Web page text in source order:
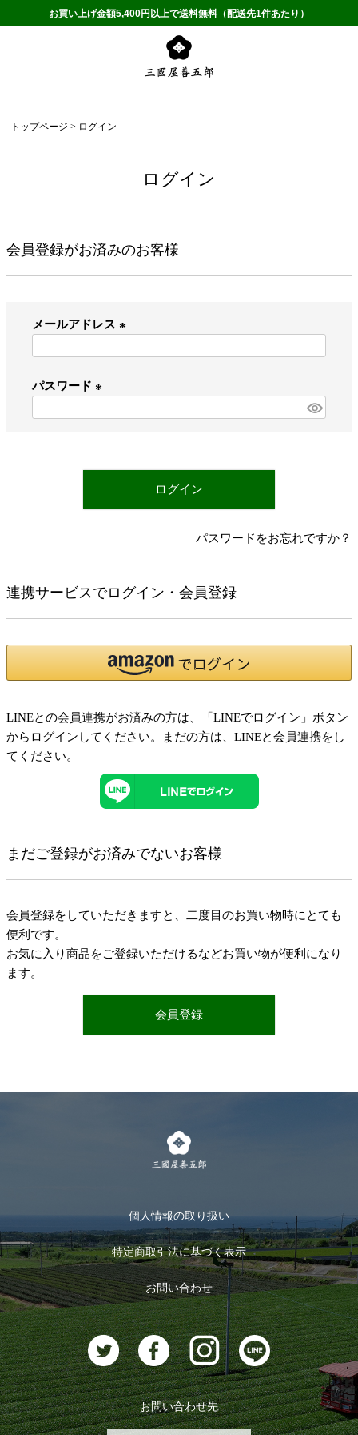
お買い上げ金額5,400円以上で送料無料（配送先1件あたり）
トップページ ログイン
ログイン
会員登録がお済みのお客様
メールアドレス
パスワード
)
ログイン
パスワードをお忘れですか？
連携サービスでログイン・会員登録
LINEとの会員連携がお済みの方は、「LINEでログイン」ボタン
からログインしてください。まだの方は、 LINEと会員連携をし
てください。
まだご登録がお済みでないお客様
会員登録をしていただきますと、二度目のお買い物時にとても
便利です。
お気に入り商品をご登録いただけるなどお買い物が便利になり
ます。
会員登録
個人情報の取り扱い
特定商取引法に基づく表示
お問い合わせ
お問い合わせ先